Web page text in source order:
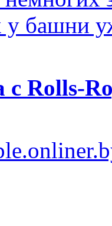
у башни
Rolls-